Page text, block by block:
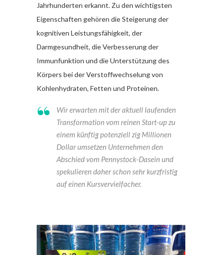
Jahrhunderten erkannt. Zu den wichtigsten
Eigenschaften gehören die Steigerung der
kognitiven Leistungsfähigkeit, der
Darmgesundheit, die Verbesserung der
Immunfunktion und die Unterstützung des
Körpers bei der Verstoffwechselung von
Kohlenhydraten, Fetten und Proteinen.
Wir erwarten mit der aktuell laufenden
Transformation vom reinen Start-up zu
einem künftig potenziell zig Millionen
Dollar umsetzen Unternehmen den
Abschied vom Pennystock-Dasein und
spekulieren daher schon sehr kurzfristig
auf einen Kursvervielfacher.